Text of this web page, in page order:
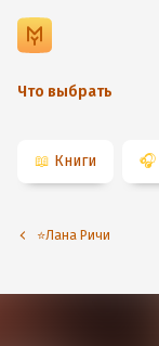
Что выбрать
📖 Книги 🎧
⭐️Лана Ричи